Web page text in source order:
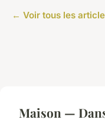
← Voir tous les
Maison —